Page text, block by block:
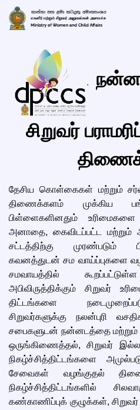
.
சிறுவர்
தேசிய கொள்கைகள் மற்றும்
திணைக்களம் முக்கிய
பிள்ளைகளினதும் உரிமைகளை
அனாதை, கைவிடப்பட்ட மற்றும்
சட்டத்திற்கு முரண்படும்
கவனத்துடன் சம வாய்ப்புகளை
சமவாயத்தில்
அபிவிருத்திக்கும் சிறுவர்
திட்டங்களை
சிறுவர்களுக்கு நலன்புரி
சபைகளுடன் நன்னடத்தை மற்றும்
ஒருங்கிணைத்தல், சிறுவர்
நிகழ்ச்சித்திட்டங்களை
சேவைகள் வழங்குதல்
நிகழ்ச்சித்திட்டங்களில்
கண்காணிப்புக் குழுக்கள்,